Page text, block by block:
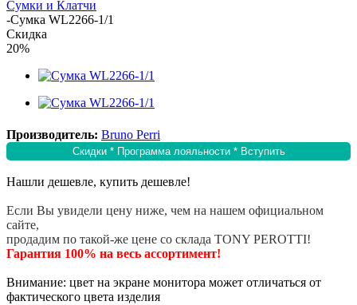
Сумки и Клатчи
-Сумка WL2266-1/1
Скидка
20%
Производитель: Bruno Perri
Скидки * Программа лояльности * Вступить
Нашли дешевле, купить дешевле!
Если Вы увидели цену ниже, чем на нашем официальном
сайте,
продадим по такой-же цене со склада TONY PEROTTI!
Гарантия 100% на весь ассортимент!
Внимание: цвет на экране монитора может отличаться от
фактического цвета изделия